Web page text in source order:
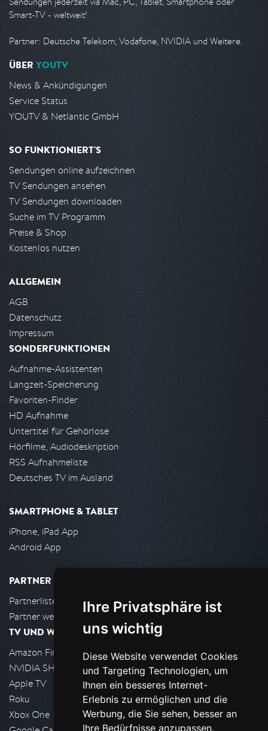
Ihre Privatsphäre ist
uns wichtig
Diese Website verwendet Cookies
und Targeting Technologien, um
Ihnen ein besseres Internet-
Erlebnis zu ermöglichen und die
Werbung, die Sie sehen, besser an
Ihre Bedürfnisse anzupassen.
Smart-TV - weltweit!
Partner: Deutsche Telekom, Vodafone, NVIDIA und Weitere.
ÜBER YOUTV
News & Ankündigungen
Service Status
YOUTV & Netlantic GmbH
SO FUNKTIONIERT'S
Sendungen online aufzeichnen
TV Sendungen ansehen
TV Sendungen downloaden
Suche im TV Programm
Preise & Shop
Kostenlos nutzen
ALLGEMEIN
AGB
Datenschutz
Impressum
SONDERFUNKTIONEN
Aufnahme-Assistenten
Langzeit-Speicherung
Favoriten-Finder
HD Aufnahme
Untertitel für Gehörlose
Hörfilme, Audiodeskription
RSS Aufnahmeliste
Deutsches TV im Ausland
SMARTPHONE & TABLET
iPhone, iPad App
Android App
PARTNER
Partnerliste
Partner werden
TV UND WOHNZIMMER
Amazon FireTV
NVIDIA SHIELD, Google TV
Apple TV
Roku
Xbox One